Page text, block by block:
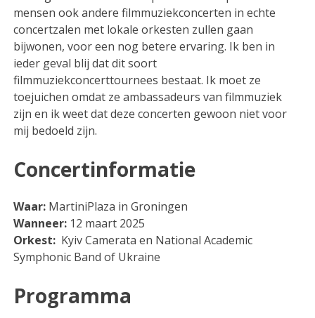
mensen ook andere filmmuziekconcerten in echte
concertzalen met lokale orkesten zullen gaan
bijwonen, voor een nog betere ervaring. Ik ben in
ieder geval blij dat dit soort
filmmuziekconcerttournees bestaat. Ik moet ze
toejuichen omdat ze ambassadeurs van filmmuziek
zijn en ik weet dat deze concerten gewoon niet voor
mij bedoeld zijn.
Concertinformatie
Waar: MartiniPlaza in Groningen
Wanneer: 12 maart 2025
Orkest: Kyiv Camerata en National Academic
Symphonic Band of Ukraine
Programma